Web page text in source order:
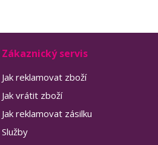
Zákaznický servis
Jak reklamovat zboží
Jak vrátit zboží
Jak reklamovat zásilku
Služby